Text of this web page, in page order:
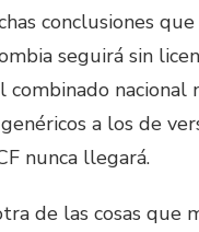
conclusiones
seguirá sin
combinado nacional
a los de
nunca llegará.
de las cosas que